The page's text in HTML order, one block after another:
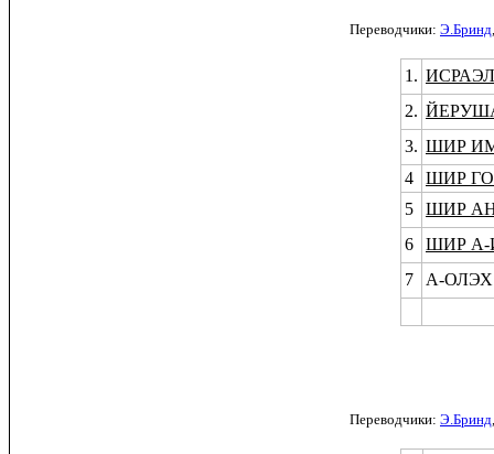
Переводчики: Э.Бринд
1.
2.
3. ШИР
4
ШИР
5
ШИР
6
ШИР А-
7
А-
Переводчики: Э.Бринд